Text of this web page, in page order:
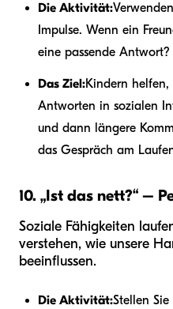
Die Aktivität:
Impulse. Wenn ein
eine passende Antwort?
Das Ziel:Kindern helfen,
Antworten in sozialen
und dann längere
das Gespräch am
10. „Ist das nett?“ –
Soziale Fähigkeiten
verstehen, wie unsere
beeinflussen.
Die Aktivität:Stellen